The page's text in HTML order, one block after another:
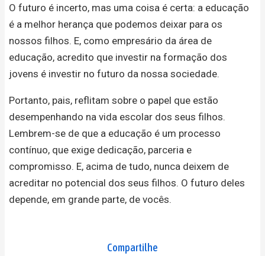
O futuro é incerto, mas uma coisa é certa: a educação
é a melhor herança que podemos deixar para os
nossos filhos. E, como empresário da área de
educação, acredito que investir na formação dos
jovens é investir no futuro da nossa sociedade.
Portanto, pais, reflitam sobre o papel que estão
desempenhando na vida escolar dos seus filhos.
Lembrem-se de que a educação é um processo
contínuo, que exige dedicação, parceria e
compromisso. E, acima de tudo, nunca deixem de
acreditar no potencial dos seus filhos. O futuro deles
depende, em grande parte, de vocês.
Compartilhe